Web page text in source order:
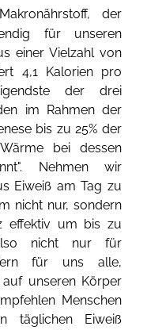
der
für unseren
einer Vielzahl von
4,1 Kalorien pro
der drei
im Rahmen der
bis zu 25% der
bei dessen
Nehmen wir
Eiweiß am Tag zu
nicht nur, sondern
effektiv um bis zu
nicht nur für
für uns alle,
unseren Körper
Menschen
täglichen Eiweiß